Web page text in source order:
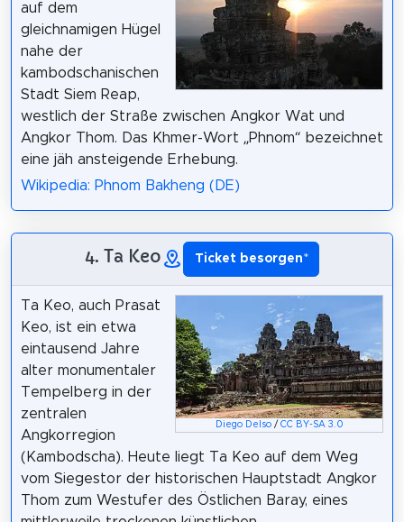
auf dem
gleichnamigen Hügel
nahe der
kambodschanischen
Stadt Siem Reap,
westlich der Straße zwischen Angkor Wat und
Angkor Thom. Das Khmer-Wort „Phnom“ bezeichnet
eine jäh ansteigende Erhebung.
Wikipedia: Phnom Bakheng (DE)
4. Ta Keo Ticket besorgen*
Diego Delso/ CC BY-SA 3.0
Ta Keo, auch Prasat
Keo, ist ein etwa
eintausend Jahre
alter monumentaler
Tempelberg in der
zentralen
Angkorregion
(Kambodscha). Heute liegt Ta Keo auf dem Weg
vom Siegestor der historischen Hauptstadt Angkor
Thom zum Westufer des Östlichen Baray, eines